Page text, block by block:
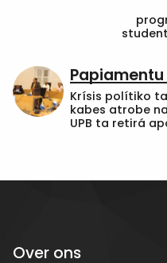
Krísis polítiko
kabes atrobe
UPB ta retirá
Over ons